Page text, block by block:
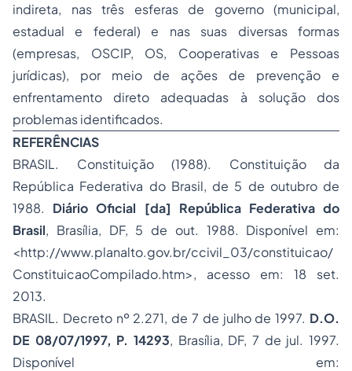
indireta, nas três esferas de governo (municipal,
estadual e federal) e nas suas diversas formas
(empresas, OSCIP, OS, Cooperativas e Pessoas
jurídicas), por meio de ações de prevenção e
enfrentamento direto adequadas à solução dos
problemas identificados.
REFERÊNCIAS
BRASIL. Constituição (1988). Constituição da
República Federativa do Brasil, de 5 de outubro de
1988. Diário Oficial [da] República Federativa do
Brasil, Brasília, DF, 5 de out. 1988. Disponível em:
<http://www.planalto.gov.br/ccivil_03/constituicao/
ConstituicaoCompilado.htm>, acesso em: 18 set.
2013.
BRASIL. Decreto nº 2.271, de 7 de julho de 1997. D.O.
DE 08/07/1997, P. 14293, Brasília, DF, 7 de jul. 1997.
Disponível em: